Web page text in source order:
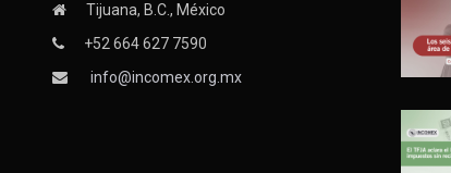
Tijuana, B.C., México
+52 664 627 7590
info@incomex.org.mx